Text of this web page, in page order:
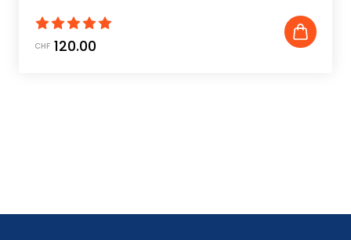
CHF 120.00